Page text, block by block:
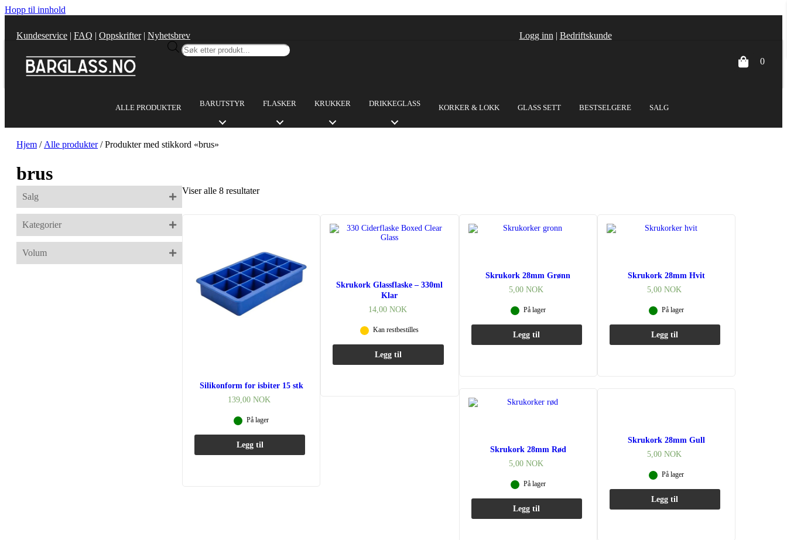
Hopp til innhold
Kundeservice | FAQ | Oppskrifter| Nyhetsbrev Logg inn | Bedriftskunde
Products
search
0
ALLE PRODUKTER BARUTSTYR FLASKER KRUKKER DRIKKEGLASS KORKER & LOKK GLASS SETT BESTSELGERE SALG
Hjem /Alle produkter/ Produkter med stikkord «brus»
brus
Salg
Kategorier
Volum
Viser alle 8 resultater
Silikonform for isbiter 15 stk
139,00NOK
På lager
Legg til
Skrukork Glassflaske – 330ml
Klar
14,00 NOK
Kan restbestilles
Legg til
Skrukork 28mm Grønn
5,00 NOK
På lager
Legg til
Skrukork 28mm Hvit
5,00 NOK
På lager
Legg til
Skrukork 28mm Rød
5,00 NOK
På lager
Legg til
Skrukork 28mm Gull
5,00 NOK
På lager
Legg til